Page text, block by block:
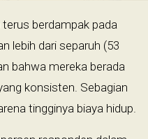
berdampak pada
lebih dari separuh (53
bahwa mereka berada
konsisten. Sebagian
tingginya biaya hidup.